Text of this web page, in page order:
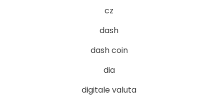
cz
dash
dash coin
dia
digitale valuta